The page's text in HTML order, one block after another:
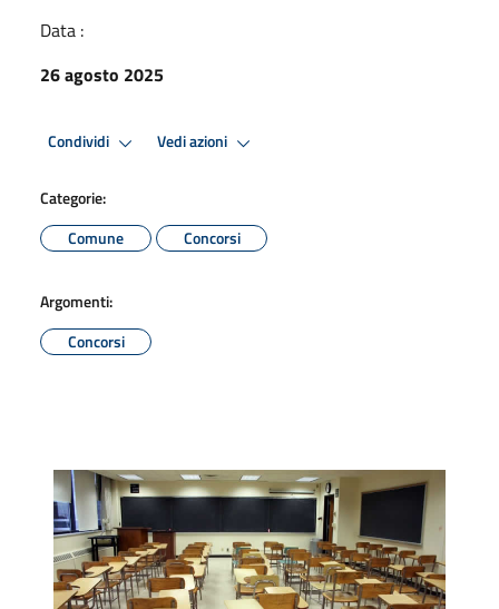
Data :
26 agosto 2025
Condividi Vedi azioni
Categorie:
Comune
Concorsi
Argomenti:
Concorsi